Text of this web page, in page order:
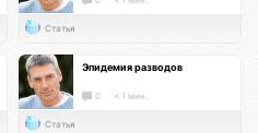
Статья
Эпидемия разводов
0 < 1 мин.
Статья